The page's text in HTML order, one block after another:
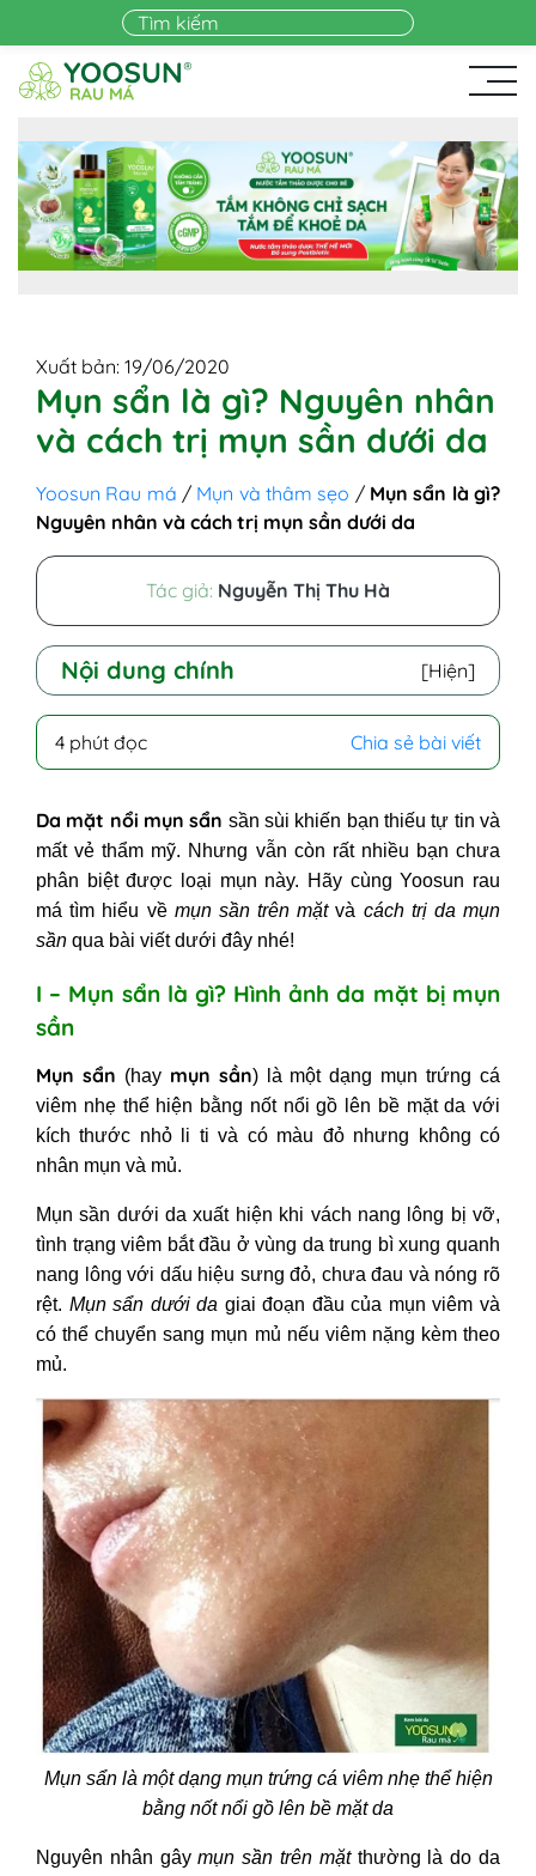
Skip to main content
Xuất bản: 19/06/2020
Mụn sẩn là gì? Nguyên nhân
và cách trị mụn sần dưới da
Yoosun Rau má / Mụn và thâm sẹo / Mụn sẩn là gì?
Nguyên nhân và cách trị mụn sần dưới da
Tác giả: Nguyễn Thị Thu Hà
Nội dung chính [Hiện]
I - Mụn sẩn là gì? Hình ảnh da mặt
bị mụn sần
1. Mụn sần ở má
2. Mụn sần ở trán
3. Mụn sần ở mông
4. Mụn sần ở mũi
III - 2 Cách trị mụn sẩn dưới da
ngay tại nhà
4 phút đọc Chia sẻ bài viết
Da mặt nổi mụn sẩn sần sùi khiến bạn thiếu tự tin và
mất vẻ thẩm mỹ. Nhưng vẫn còn rất nhiều bạn chưa
phân biệt được loại mụn này. Hãy cùng Yoosun rau
má tìm hiểu vềmụn sần trên mặtvà cách trị da mụn
sần qua bài viết dưới đây nhé!
I – Mụn sẩn là gì? Hình ảnh da mặt bị mụn
sần
Mụn sẩn (hay mụn sần) là một dạng mụn trứng cá
viêm nhẹ thể hiện bằng nốt nổi gồ lên bề mặt da với
kích thước nhỏ li ti và có màu đỏ nhưng không có
nhân mụn và mủ.
Mụn sần dưới da xuất hiện khi vách nang lông bị vỡ,
tình trạng viêm bắt đầu ở vùng da trung bì xung quanh
nang lông với dấu hiệu sưng đỏ, chưa đau và nóng rõ
rệt. Mụn sẩn dưới da giai đoạn đầu của mụn viêm và
có thể chuyển sang mụn mủ nếu viêm nặng kèm theo
mủ.
Mụn sẩn là một dạng mụn trứng cá viêm nhẹ thể hiện
bằng nốt nổi gồ lên bề mặt da
Nguyên nhân gâymụn sần trên mặt thường là do da